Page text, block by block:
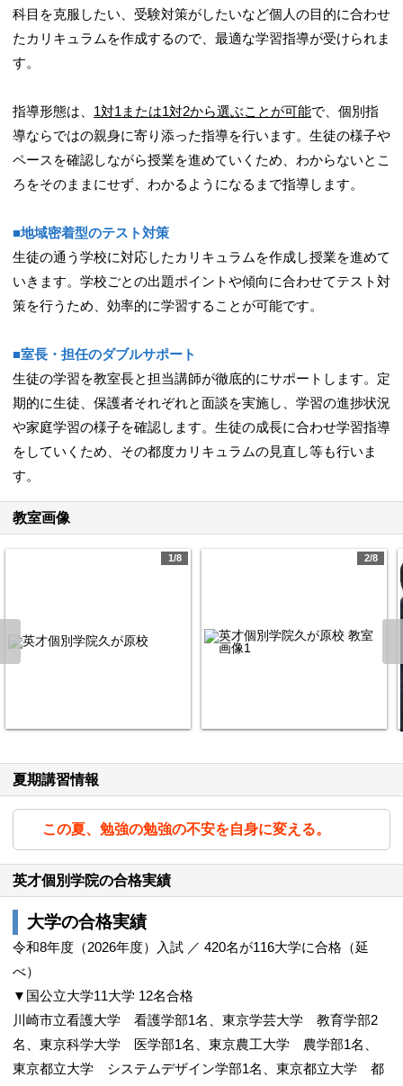
科目を克服したい、受験対策がしたいなど個人の目的に合わせ
たカリキュラムを作成するので、最適な学習指導が受けられま
す。
指導形態は、 1対1または1対2から選ぶことが可能で、個別指
導ならではの親身に寄り添った指導を行います。生徒の様子や
ペースを確認しながら授業を進めていくため、わからないとこ
ろをそのままにせず、わかるようになるまで指導します。
■地域密着型のテスト対策
生徒の通う学校に対応したカリキュラムを作成し授業を進めて
いきます。学校ごとの出題ポイントや傾向に合わせてテスト対
策を行うため、効率的に学習することが可能です。
■室長・担任のダブルサポート
生徒の学習を教室長と担当講師が徹底的にサポートします。定
期的に生徒、保護者それぞれと面談を実施し、学習の進捗状況
や家庭学習の様子を確認します。生徒の成長に合わせ学習指導
をしていくため、その都度カリキュラムの見直し等も行いま
す。
教室画像
1/8 2/8
夏期講習情報
この夏、勉強の勉強の不安を自身に変える。
英才個別学院の合格実績
大学の合格実績
令和8年度（2026年度）入試 ／ 420名が116大学に合格（延
べ）
▼国公立大学11大学 12名合格
川崎市立看護大学 看護学部1名、東京学芸大学 教育学部2
名、東京科学大学 医学部1名、東京農工大学 農学部1名、
東京都立大学 システムデザイン学部1名、東京都立大学 都